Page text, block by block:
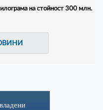
на стойност 300 млн.